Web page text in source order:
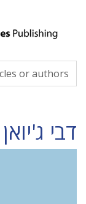
דבי ג'יואן